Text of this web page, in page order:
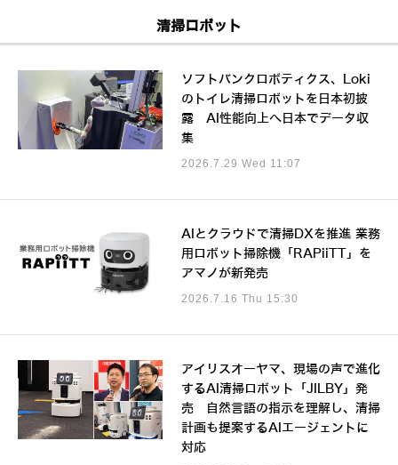
清掃ロボット
ソフトバンクロボティクス、Loki
のトイレ清掃ロボットを日本初披
露 AI性能向上へ日本でデータ収
集
2026.7.29 Wed 11:07
AIとクラウドで清掃DXを推進 業務
用ロボット掃除機「RAPiiTT」を
アマノが新発売
2026.7.16 Thu 15:30
アイリスオーヤマ、現場の声で進化
するAI清掃ロボット「JILBY」発
売 自然言語の指示を理解し、清掃
計画も提案するAIエージェントに
対応